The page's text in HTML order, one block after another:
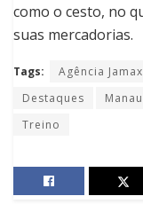
como o cesto, no
suas mercadorias.
Tags: Agência
Destaques
Treino